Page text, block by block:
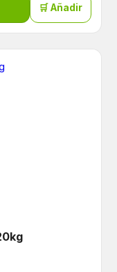
🛒 Añadir